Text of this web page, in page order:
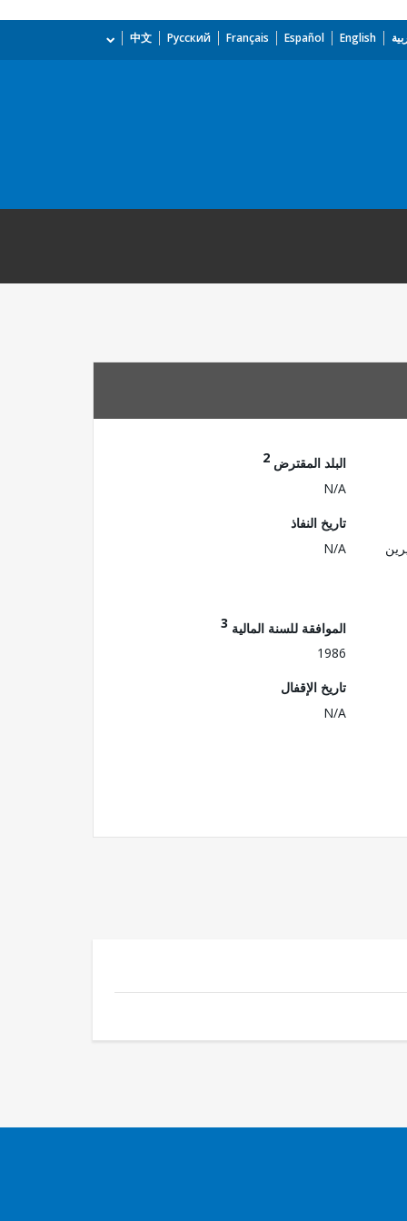
English
Español
Français
Русский
中文
البلد المقترض 2
N/A
تاريخ النفاذ
N/A
الموافقة للسنة المالية 3
1986
تاريخ الإقفال
N/A